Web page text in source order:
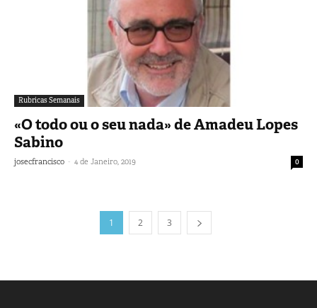
Rubricas Semanais
«O todo ou o seu nada» de Amadeu Lopes
Sabino
josecfrancisco - 4 de Janeiro, 2019 0
1 2 3